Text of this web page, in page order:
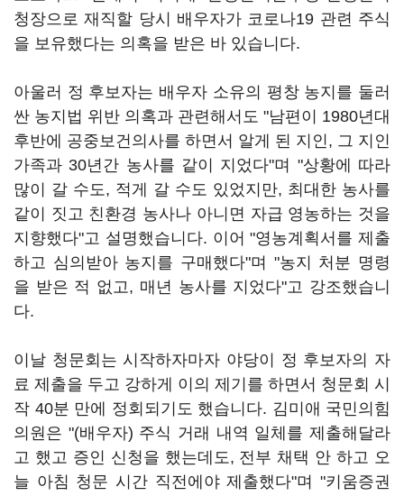
청장으로 재직할 당시 배우자가 코로나19 관련 주식
을 보유했다는 의혹을 받은 바 있습니다.
아울러 정 후보자는 배우자 소유의 평창 농지를 둘러
싼 농지법 위반 의혹과 관련해서도 "남편이 1980년대
후반에 공중보건의사를 하면서 알게 된 지인, 그 지인
가족과 30년간 농사를 같이 지었다"며 "상황에 따라
많이 갈 수도, 적게 갈 수도 있었지만, 최대한 농사를
같이 짓고 친환경 농사나 아니면 자급 영농하는 것을
지향했다"고 설명했습니다. 이어 "영농계획서를 제출
하고 심의받아 농지를 구매했다"며 "농지 처분 명령
을 받은 적 없고, 매년 농사를 지었다"고 강조했습니
다.
이날 청문회는 시작하자마자 야당이 정 후보자의 자
료 제출을 두고 강하게 이의 제기를 하면서 청문회 시
작 40분 만에 정회되기도 했습니다. 김미애 국민의힘
의원은 "(배우자) 주식 거래 내역 일체를 제출해달라
고 했고 증인 신청을 했는데도, 전부 채택 안 하고 오
늘 아침 청문 시간 직전에야 제출했다"며 "키움증권